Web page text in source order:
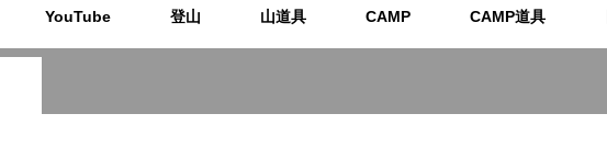
YouTube 登山 山道具 CAMP CAMP道具